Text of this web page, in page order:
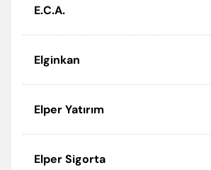
E.C.A.
Elginkan
Elper Yatırım
Elper Sigorta